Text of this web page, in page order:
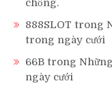
chồng.
888SLOT trong
trong ngày cưới
66B trong
ngày cưới